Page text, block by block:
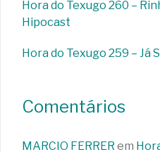
Hora do Texugo 260 –
Hipocast
Hora do Texugo 259 – Já
Comentários
MARCIO FERRER em